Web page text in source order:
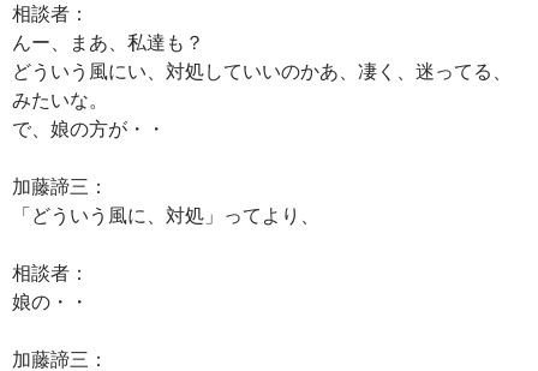
相談者：
んー、まあ、私達も？
どういう風にい、対処していいのかあ、凄く、迷ってる、
みたいな。
で、娘の方が・・
加藤諦三：
「どういう風に、対処」ってより、
相談者：
娘の・・
加藤諦三：